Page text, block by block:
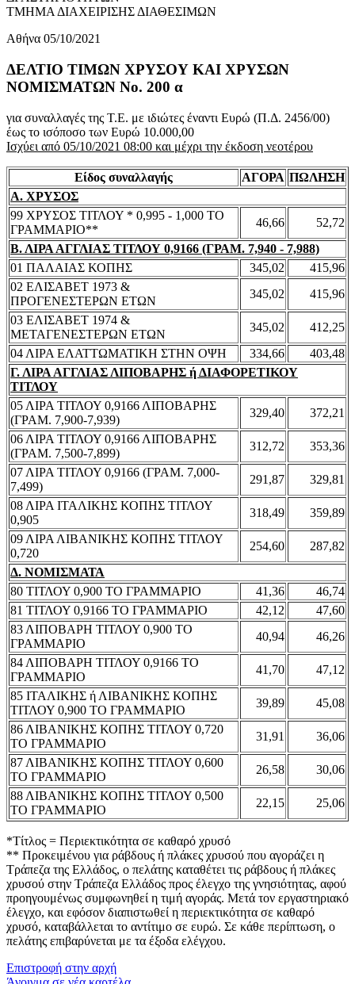
ΤΜΗΜΑ ΔΙΑΧΕΙΡΙΣΗΣ ΔΙΑΘΕΣΙΜΩΝ
Αθήνα 05/10/2021
ΔΕΛΤΙΟ ΤΙΜΩΝ ΧΡΥΣΟΥ ΚΑΙ ΧΡΥΣΩΝ
ΝΟΜΙΣΜΑΤΩΝ No. 200 α
για συναλλαγές της Τ.Ε. με ιδιώτες έναντι Ευρώ (Π.Δ. 2456/00)
έως το ισόποσο των Ευρώ 10.000,00
Ισχύει από 05/10/2021 08:00 και μέχρι την έκδοση νεοτέρου
Είδος συναλλαγής ΑΓΟΡΑ ΠΩΛΗΣΗ
Α. ΧΡΥΣΟΣ
99 ΧΡΥΣΟΣ ΤΙΤΛΟΥ * 0,995 - 1,000 ΤΟ
ΓΡΑΜΜΑΡΙΟ**
46,66
52,72
Β. ΛΙΡΑ ΑΓΓΛΙΑΣ ΤΙΤΛΟΥ 0,9166 (ΓΡΑΜ. 7,940 - 7,988)
01 ΠΑΛΑΙΑΣ ΚΟΠΗΣ
345,02
415,96
02 ΕΛΙΣΑΒΕΤ 1973 &
ΠΡΟΓΕΝΕΣΤΕΡΩΝ ΕΤΩΝ
345,02
415,96
03 ΕΛΙΣΑΒΕΤ 1974 &
ΜΕΤΑΓΕΝΕΣΤΕΡΩΝ ΕΤΩΝ
345,02
412,25
04 ΛΙΡΑ ΕΛΑΤΤΩΜΑΤΙΚΗ ΣΤΗΝ ΟΨΗ
334,66
403,48
Γ. ΛΙΡΑ ΑΓΓΛΙΑΣ ΛΙΠΟΒΑΡΗΣ ή ΔΙΑΦΟΡΕΤΙΚΟΥ
ΤΙΤΛΟΥ
05 ΛΙΡΑ ΤΙΤΛΟΥ 0,9166 ΛΙΠΟΒΑΡΗΣ
(ΓΡΑΜ. 7,900-7,939)
329,40
372,21
06 ΛΙΡΑ ΤΙΤΛΟΥ 0,9166 ΛΙΠΟΒΑΡΗΣ
(ΓΡΑΜ. 7,500-7,899)
312,72
353,36
07 ΛΙΡΑ ΤΙΤΛΟΥ 0,9166 (ΓΡΑΜ. 7,000-
7,499)
291,87
329,81
08 ΛΙΡΑ ΙΤΑΛΙΚΗΣ ΚΟΠΗΣ ΤΙΤΛΟΥ
0,905
318,49
359,89
09 ΛΙΡΑ ΛΙΒΑΝΙΚΗΣ ΚΟΠΗΣ ΤΙΤΛΟΥ
0,720
254,60
287,82
Δ. ΝΟΜΙΣΜΑΤΑ
80 ΤΙΤΛΟΥ 0,900 ΤΟ ΓΡΑΜΜΑΡΙΟ
41,36
46,74
81 ΤΙΤΛΟΥ 0,9166 ΤΟ ΓΡΑΜΜΑΡΙΟ
42,12
47,60
83 ΛΙΠΟΒΑΡΗ ΤΙΤΛΟΥ 0,900 ΤΟ
ΓΡΑΜΜΑΡΙΟ
40,94
46,26
84 ΛΙΠΟΒΑΡΗ ΤΙΤΛΟΥ 0,9166 ΤΟ
ΓΡΑΜΜΑΡΙΟ
41,70
47,12
85 ΙΤΑΛΙΚΗΣ ή ΛΙΒΑΝΙΚΗΣ ΚΟΠΗΣ
ΤΙΤΛΟΥ 0,900 ΤΟ ΓΡΑΜΜΑΡΙΟ
39,89
45,08
86 ΛΙΒΑΝΙΚΗΣ ΚΟΠΗΣ ΤΙΤΛΟΥ 0,720
ΤΟ ΓΡΑΜΜΑΡΙΟ
31,91
36,06
87 ΛΙΒΑΝΙΚΗΣ ΚΟΠΗΣ ΤΙΤΛΟΥ 0,600
ΤΟ ΓΡΑΜΜΑΡΙΟ
26,58
30,06
88 ΛΙΒΑΝΙΚΗΣ ΚΟΠΗΣ ΤΙΤΛΟΥ 0,500
ΤΟ ΓΡΑΜΜΑΡΙΟ
22,15 25,06
*Τίτλος = Περιεκτικότητα σε καθαρό χρυσό
** Προκειμένου για ράβδους ή πλάκες χρυσού που αγοράζει η
Τράπεζα της Ελλάδος, ο πελάτης καταθέτει τις ράβδους ή πλάκες
χρυσού στην Τράπεζα Ελλάδος προς έλεγχο της γνησιότητας, αφού
προηγουμένως συμφωνηθεί η τιμή αγοράς. Μετά τον εργαστηριακό
έλεγχο, και εφόσον διαπιστωθεί η περιεκτικότητα σε καθαρό
χρυσό, καταβάλλεται το αντίτιμο σε ευρώ. Σε κάθε περίπτωση, ο
πελάτης επιβαρύνεται με τα έξοδα ελέγχου.
Επιστροφή στην αρχή